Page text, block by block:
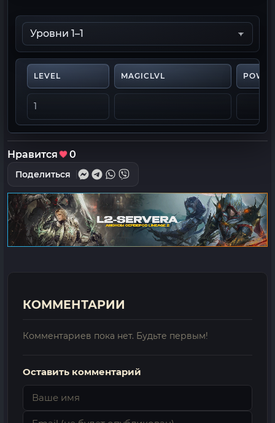
LEVEL MAGICLVL
1
Нравится 0
Поделиться
КОММЕНТАРИИ
Комментариев пока нет. Будьте первым!
Оставить комментарий